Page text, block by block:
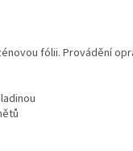
fólii. Provádění